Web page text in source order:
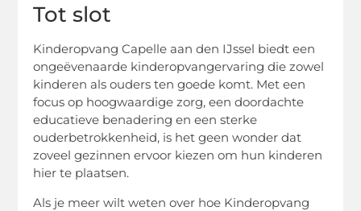
Tot slot
Kinderopvang Capelle aan den IJssel biedt een
ongeëvenaarde kinderopvangervaring die zowel
kinderen als ouders ten goede komt. Met een
focus op hoogwaardige zorg, een doordachte
educatieve benadering en een sterke
ouderbetrokkenheid, is het geen wonder dat
zoveel gezinnen ervoor kiezen om hun kinderen
hier te plaatsen.
Als je meer wilt weten over hoe Kinderopvang